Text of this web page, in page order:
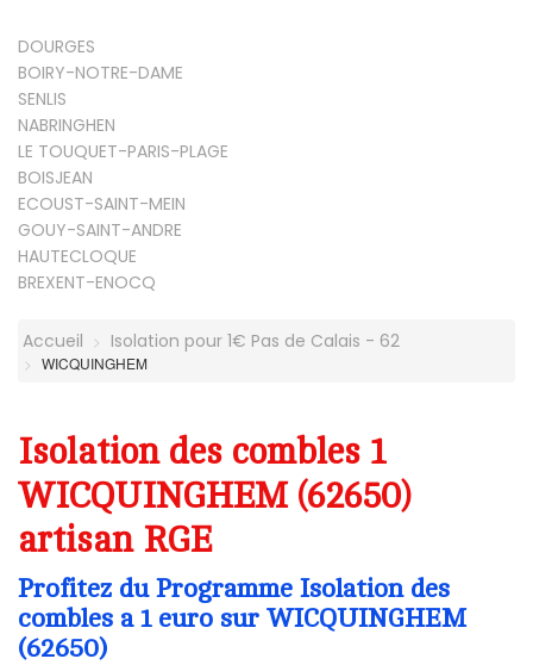
DOURGES
BOIRY-NOTRE-DAME
SENLIS
NABRINGHEN
LE TOUQUET-PARIS-PLAGE
BOISJEAN
ECOUST-SAINT-MEIN
GOUY-SAINT-ANDRE
HAUTECLOQUE
BREXENT-ENOCQ
Accueil Isolation pour 1€ Pas de Calais - 62
WICQUINGHEM
Isolation des combles 1
WICQUINGHEM (62650)
artisan RGE
Profitez du Programme Isolation des
combles a 1 euro sur WICQUINGHEM
(62650)